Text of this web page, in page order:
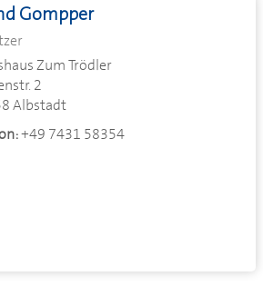
Gompper
Zum Trödler
2
Albstadt
+49 7431 58354